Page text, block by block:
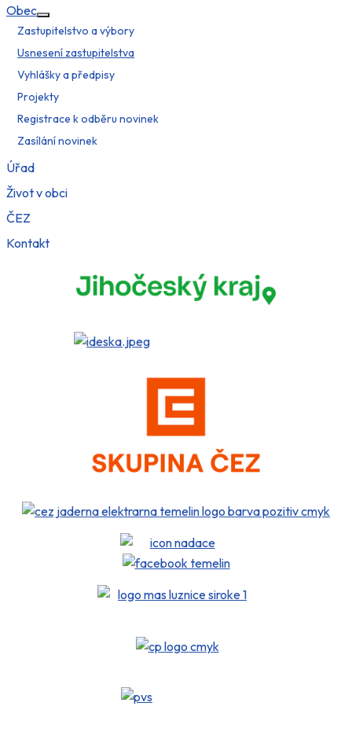
Obec
Více o: Obec
Zastupitelstvo a výbory
Usnesení zastupitelstva
Vyhlášky a předpisy
Projekty
Registrace k odběru novinek
Zasílání novinek
Úřad
Život v obci
ČEZ
Kontakt